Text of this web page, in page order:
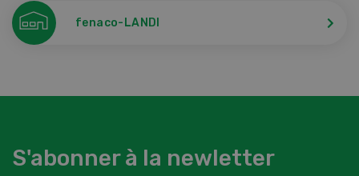
fenaco-LANDI
S'abonner à la newletter